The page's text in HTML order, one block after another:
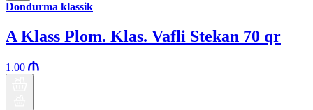
Dondurma klassik
A Klass Plom. Klas. Vafli Stekan 70 qr
1.00